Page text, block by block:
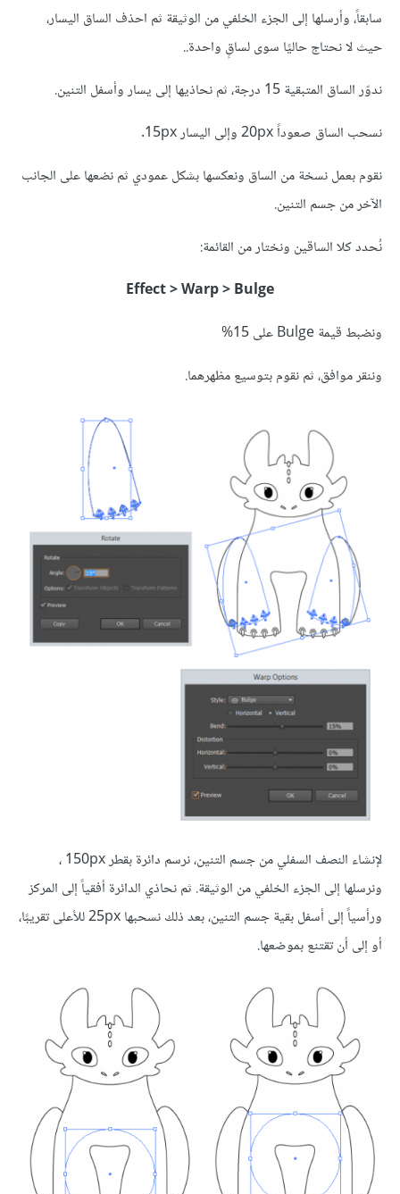
سابقاً، وأرسلها إلى الجزء الخلفي من الوثيقة ثم احذف الساق اليسار،
حيث لا نحتاج حاليًا سوى لساقٍ واحدة..
ندوّر الساق المتبقية 15 درجة، ثم نحاذيها إلى يسار وأسفل التنين.
نسحب الساق صعوداً 20px وإلى اليسار 15px.
نقوم بعمل نسخة من الساق ونعكسها بشكل عمودي ثم نضعها على الجانب
الآخر من جسم التنين.
نُحدد كلا الساقين ونختار من القائمة:
Effect > Warp > Bulge
ونضبط قيمة Bulge على 15%
وننقر موافق، ثم نقوم بتوسيع مظهرهما.
لإنشاء النصف السفلي من جسم التنين، نرسم دائرة بقطر 150px ،
ونرسلها إلى الجزء الخلفي من الوثيقة. ثم نحاذي الدائرة أفقياً إلى المركز
ورأسياً إلى أسفل بقية جسم التنين، بعد ذلك نسحبها 25px للأعلى تقريبًا،
أو إلى أن تقتنع بموضعها.